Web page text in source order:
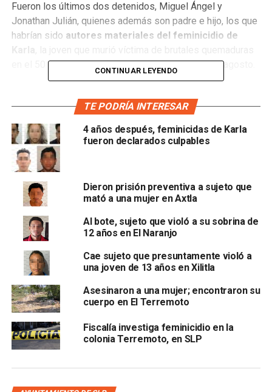
Fueron los últimos dos detenidos, Miguel Ángel y
Jonathan Julián, quienes además son padre e hijo, los que
habrían sido autores materiales del feminicidio de
en el 50 por ciento de su cuerpo, el pasado 18 de agosto.
que, antes de sufrir las quemaduras que terminaron con su
violación
Al término de este miércoles, tanto Miguel Ángel, como
de feminicidio junto con otros dos presuntos cómplices
del hecho identificados comoJosé Gustavo y Jenny
Esmeralda,
quienes, presuntamente, son los propietarios
del domicilio donde la chica se encontraba antes la
tragedia.
Fiscalía General del Estado
que el juez de la causa otorgó cuatro meses a las partes
para llevar a cabo la investigación complementaria y
presentar nuevas pruebas en el previo a que se dicte una
sentencia.
hechos, tanto el caso de Karla, como el de la maestra
CONTINUAR LEYENDO
TE PODRÍA INTERESAR
4 años después, feminicidas de Karla
fueron declarados culpables
Dieron prisión preventiva a sujeto que
mató a una mujer en Axtla
Al bote, sujeto que violó a su sobrina de
12 años en El Naranjo
Cae sujeto que presuntamente violó a
una joven de 13 años en Xilitla
Asesinaron a una mujer; encontraron su
cuerpo en El Terremoto
Fiscalía investiga feminicidio en la
colonia Terremoto, en SLP